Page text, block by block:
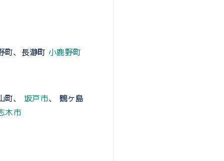
町、長瀞町 小鹿野町
、 坂戸市、 鶴ヶ島
木市